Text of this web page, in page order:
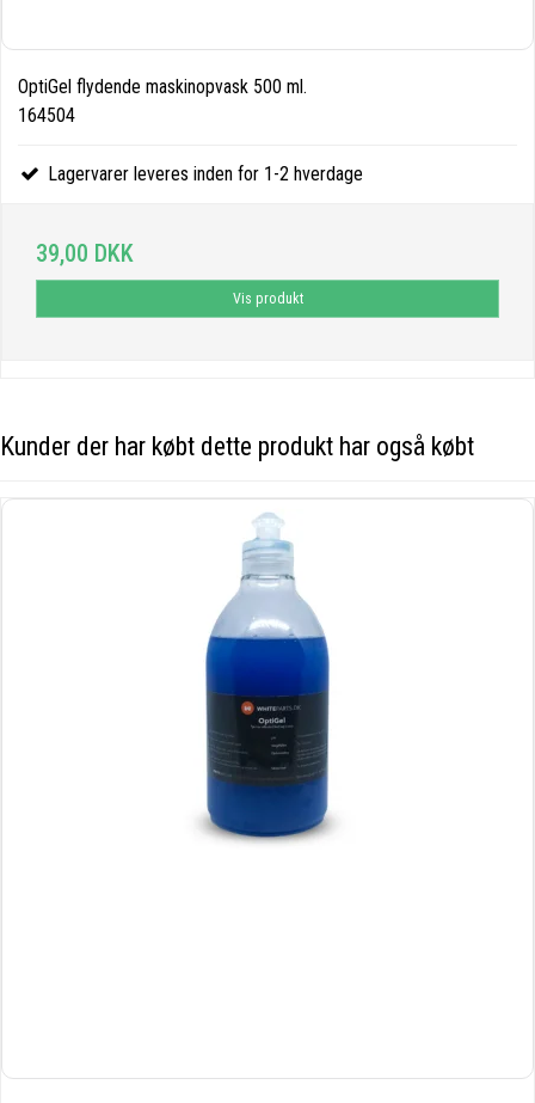
OptiGel flydende maskinopvask 500 ml.
164504
Lagervarer leveres inden for 1-2 hverdage
39,00 DKK
Vis produkt
Kunder der har købt dette produkt har også købt